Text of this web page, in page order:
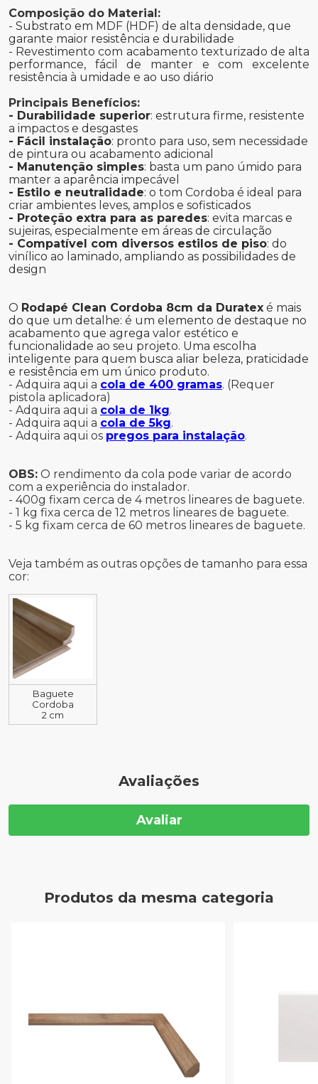
Composição do Material:
- Substrato em MDF (HDF) de alta densidade, que
garante maior resistência e durabilidade
- Revestimento com acabamento texturizado de alta
performance, fácil de manter e com excelente
resistência à umidade e ao uso diário
Principais Benefícios:
- Durabilidade superior: estrutura firme, resistente
a impactos e desgastes
- Fácil instalação: pronto para uso, sem necessidade
de pintura ou acabamento adicional
- Manutenção simples: basta um pano úmido para
manter a aparência impecável
- Estilo e neutralidade: o tom Cordoba é ideal para
criar ambientes leves, amplos e sofisticados
- Proteção extra para as paredes: evita marcas e
sujeiras, especialmente em áreas de circulação
- Compatível com diversos estilos de piso: do
vinílico ao laminado, ampliando as possibilidades de
design
O Rodapé Clean Cordoba 8cm da Duratex é mais
do que um detalhe: é um elemento de destaque no
acabamento que agrega valor estético e
funcionalidade ao seu projeto. Uma escolha
inteligente para quem busca aliar beleza, praticidade
e resistência em um único produto.
- Adquira aqui a cola de 400 gramas. (Requer
pistola aplicadora)
- Adquira aqui a cola de 1kg.
- Adquira aqui a cola de 5kg.
- Adquira aqui os pregos para instalação.
OBS: O rendimento da cola pode variar de acordo
com a experiência do instalador.
- 400g fixam cerca de 4 metros lineares de baguete.
- 1 kg fixa cerca de 12 metros lineares de baguete.
- 5 kg fixam cerca de 60 metros lineares de baguete.
Veja também as outras opções de tamanho para essa
cor:
Baguete
Cordoba
2 cm
Avaliações
Avaliar
Produtos da mesma categoria